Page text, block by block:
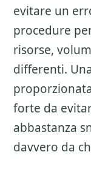
evitare un
procedure
risorse,
differenti.
forte da
abbastanza
davvero da